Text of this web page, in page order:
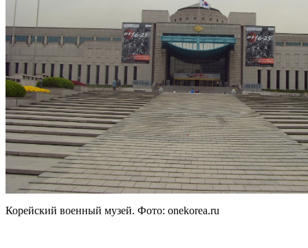
Корейский военный музей. Фото: onekorea.ru